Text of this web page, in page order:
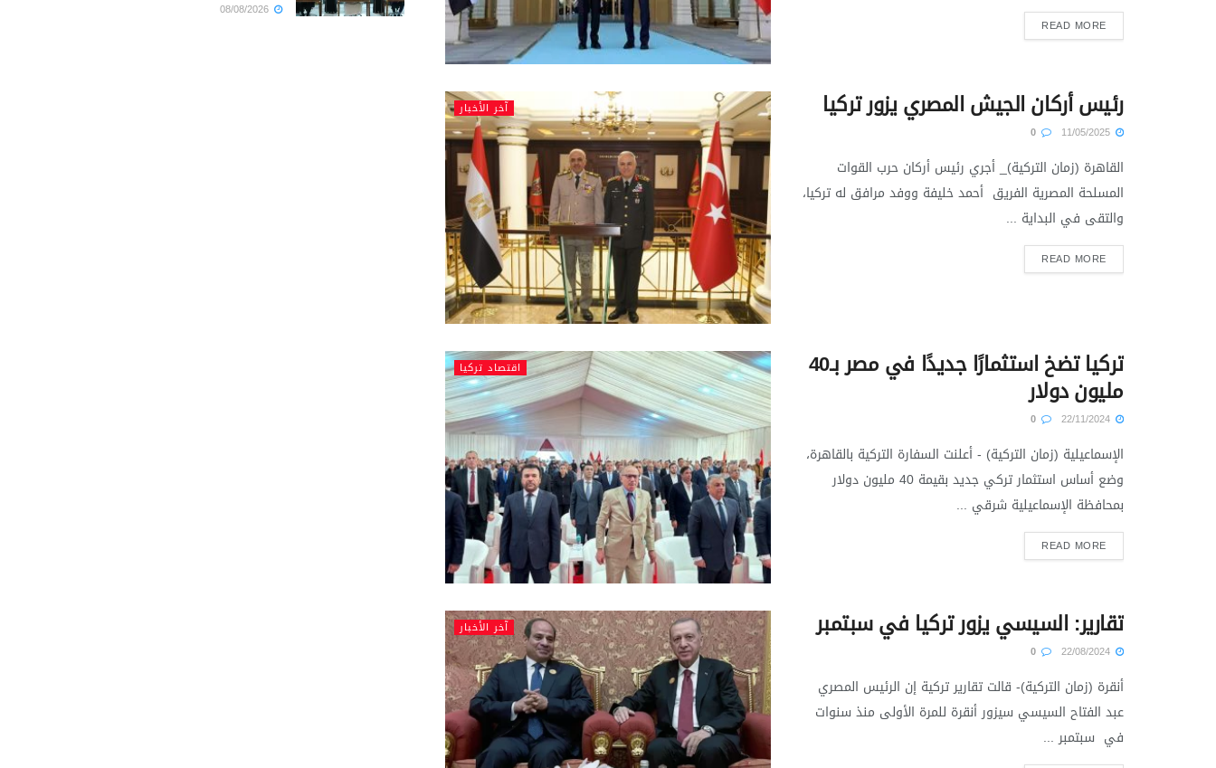
READ MORE
آخر الأخبار رئيس أركان الجيش المصري يزور تركيا
القاهرة (زمان التركية)_ أجري رئيس أركان حرب القوات
المسلحة المصرية الفريق أحمد خليفة ووفد مرافق له تركيا،
والتقى في البداية ...
READ MORE
اقتصاد تركيا تركيا تضخ استثمارًا جديدًا في مصر بـ40
مليون دولار
الإسماعيلية (زمان التركية) - أعلنت السفارة التركية بالقاهرة،
وضع أساس استثمار تركي جديد بقيمة 40 مليون دولار
‏‏بمحافظة الإسماعيلية‎ شرقي ...
READ MORE
آخر الأخبار تقارير: السيسي يزور تركيا في سبتمبر
أنقرة (زمان التركية)- قالت تقارير تركية إن الرئيس المصري
عبد الفتاح السيسي سيزور أنقرة للمرة الأولى منذ سنوات
في سبتمبر ...